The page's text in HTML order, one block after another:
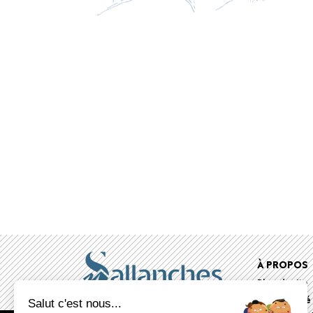
menu
À PROPOS
Plan du site
Accessibilité
Salut c'est nous...